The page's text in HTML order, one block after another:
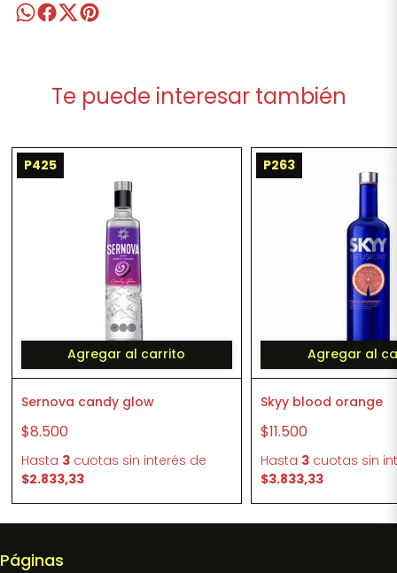
Te puede interesar también
P425
Agregar al carrito
Sernova candy glow
$8.500
Hasta 3cuotas sin interés de
$2.833,33
P263
Agregar al
Skyy blood orange
$11.500
Hasta 3 cuotas sin
$3.833,33
Páginas